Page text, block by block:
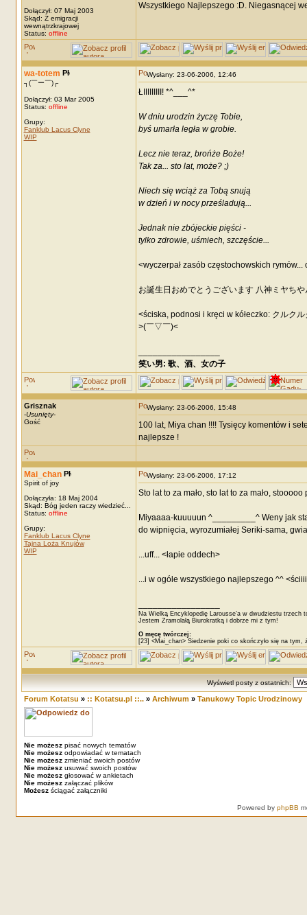
Dołączył: 07 Maj 2003
Skąd: Z emigracji
wewnątrzkrajowej
Status: offline
Wszystkiego Najlepszego :D. Niegasnącej
wa-totem
┐(￣ー￣)┌
Dołączył: 03 Mar 2005
Status: offline
Grupy:
Fanklub Lacus Clyne
WIP
Wysłany: 23-06-2006, 12:46
ŁIIIIIIIII! *^___^*
W dniu urodzin życzę Tobie,
byś umarła legła w grobie.
Lecz nie teraz, brońże Boże!
Tak za... sto lat, może? ;)
Niech się wciąż za Tobą snują
w dzień i w nocy prześladują...
Jednak nie zbójeckie pięści -
tylko zdrowie, uśmiech, szczęście...
<wyczerpał zasób częstochowskich rymów...
お誕生日おめでとうございます 八神ミヤちや
<ściska, podnosi i kręci w kółeczko: クルク
>(￣▽￣)<
笑い男: 歌、酒、女の子 DRM:
Grisznak
-Usunięty-
Gość
Wysłany: 23-06-2006, 15:48
100 lat, Miya chan !!!! Tysięcy komentów i
najlepsze !
Mai_chan
Spirit of joy
Dołączyła: 18 Maj 2004
Skąd: Bóg jeden raczy wiedzieć...
Status: offline
Grupy:
Fanklub Lacus Clyne
Tajna Loża Knujów
WIP
Wysłany: 23-06-2006, 17:12
Sto lat to za mało, sto lat to za mało,
Miyaaaa-kuuuuun ^_________^ Weny jak
do wipnięcia, wyrozumiałej Seriki-sama,
...uff... <łapie oddech>
...i w ogóle wszystkiego najlepszego ^^
Na Wielką Encyklopedię Larousse’a w dwudziestu trzech
Jestem Zramolałą Biurokratką i dobrze mi z tym!
O męcę twórczej:
[23] <Mai_chan> Siedzenie poki co skończyło się na
Wyświetl posty z ostatnich:
Forum Kotatsu » :: Kotatsu.pl ::..» Archiwum» Tanukowy Topic Urodzinowy
Nie możeszpisać nowych tematów
Nie możeszodpowiadać w tematach
Nie możeszzmieniać swoich postów
Nie możeszusuwać swoich postów
Nie możeszgłosować w ankietach
Nie możeszzałączać plików
Możeszściągać załączniki
Powered by phpBB